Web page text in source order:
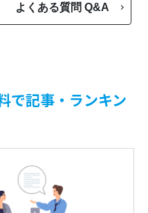
よくある質問 Q&A
で記事・ランキン